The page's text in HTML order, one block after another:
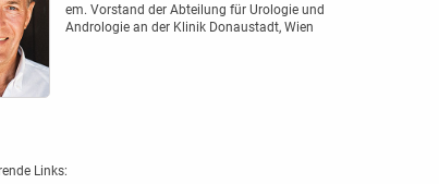
em. Vorstand der Abteilung für Urologie und
Andrologie an der Klinik Donaustadt, Wien
Links: